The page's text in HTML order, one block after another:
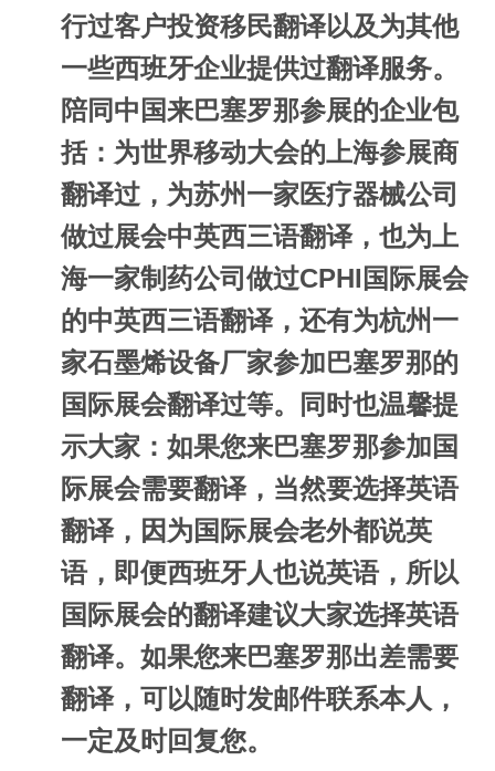
行过客户投资移民翻译以及为其他
一些西班牙企业提供过翻译服务。
陪同中国来巴塞罗那参展的企业包
括：为世界移动大会的上海参展商
翻译过，为苏州一家医疗器械公司
做过展会中英西三语翻译，也为上
海一家制药公司做过CPHI国际展会
的中英西三语翻译，还有为杭州一
家石墨烯设备厂家参加巴塞罗那的
国际展会翻译过等。同时也温馨提
示大家：如果您来巴塞罗那参加国
际展会需要翻译，当然要选择英语
翻译，因为国际展会老外都说英
语，即便西班牙人也说英语，所以
国际展会的翻译建议大家选择英语
翻译。如果您来巴塞罗那出差需要
翻译，可以随时发邮件联系本人，
一定及时回复您。